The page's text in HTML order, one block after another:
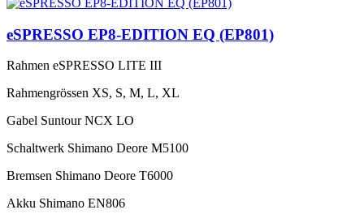
eSPRESSO EP8-EDITION EQ (EP801)
Rahmen eSPRESSO LITE III
Rahmengrössen XS, S, M, L, XL
Gabel Suntour NCX LO
Schaltwerk Shimano Deore M5100
Bremsen Shimano Deore T6000
Akku Shimano EN806